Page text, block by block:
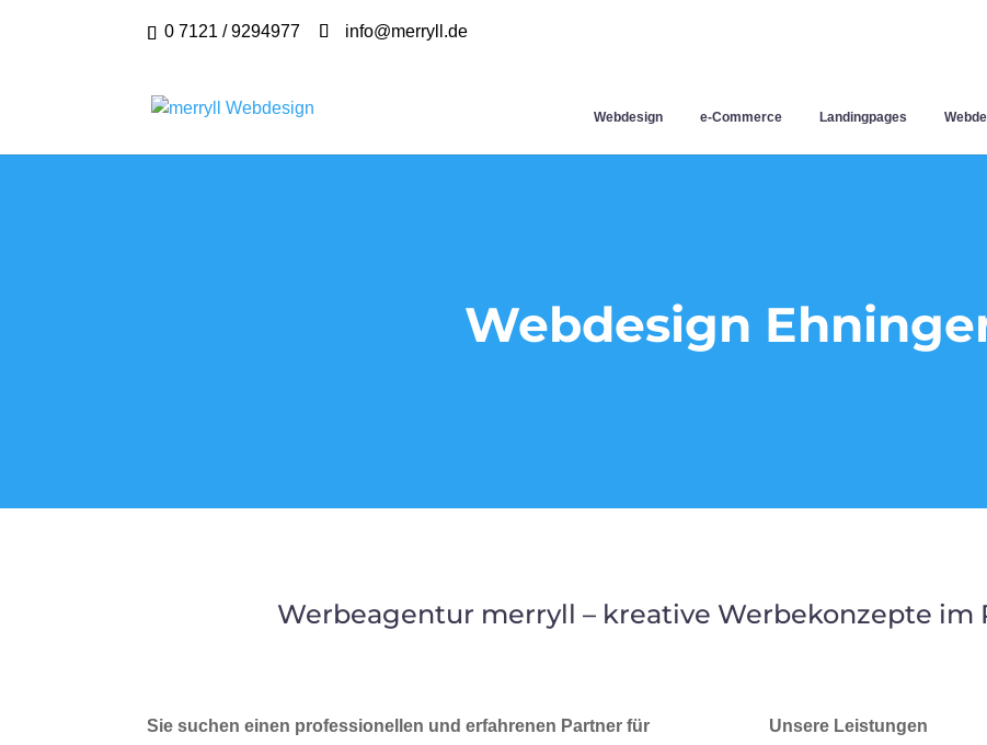
0 7121 / 9294977 info@merryll.de
Webdesign e-Commerce Landingpages
Webdesign
Werbeagentur merryll – kreative Werbekonzepte im
Sie suchen einen professionellen und erfahrenen Partner für
Unsere Leistungen